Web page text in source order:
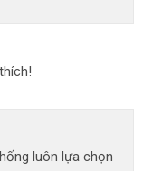
luôn lựa chọn